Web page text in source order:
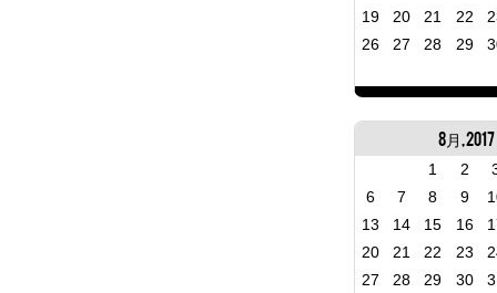
19
20 21 22
26
27 28 29
8月, 2017
1 2
6
7 8 9
13
14 15 16
20
21 22 23
27
28 29 30